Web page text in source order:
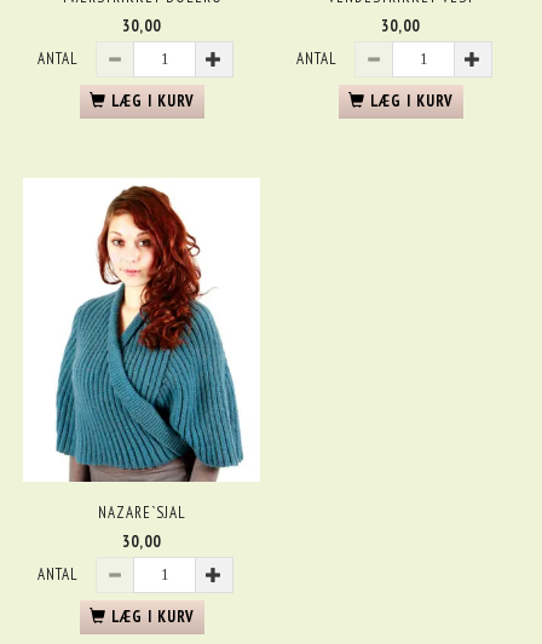
30,00
ANTAL
LÆG I KURV
30,00
ANTAL
LÆG I KURV
NAZARE`SJAL
30,00
ANTAL
LÆG I KURV